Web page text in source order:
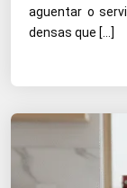
aguentar o
densas que […]